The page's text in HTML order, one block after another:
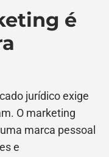
é
jurídico exige
O marketing
marca pessoal
e